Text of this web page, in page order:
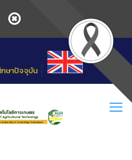
ษาปัจจุบัน